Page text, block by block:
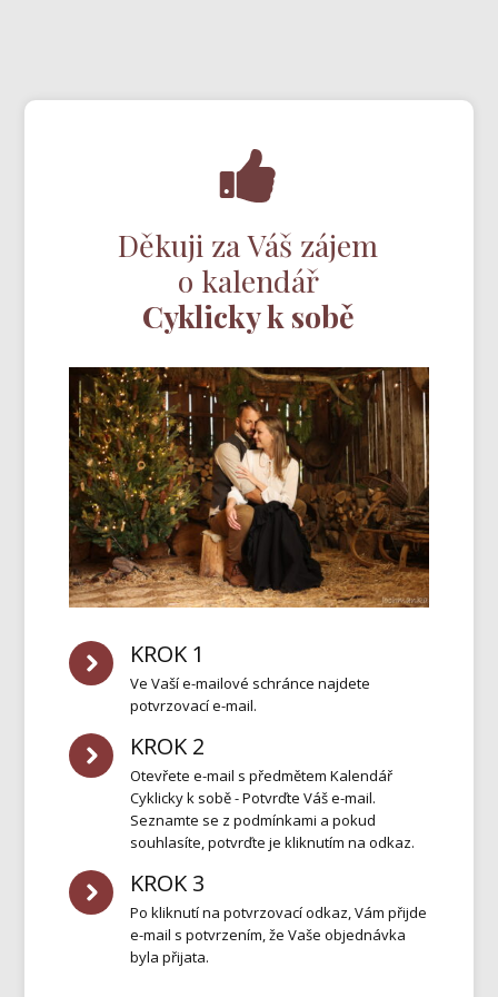
Děkuji za Váš zájem
o kalendář
Cyklicky k sobě
KROK 1
Ve Vaší e-mailové schránce najdete
potvrzovací e-mail.
KROK 2
Otevřete e-mail s předmětem Kalendář
Cyklicky k sobě - Potvrďte Váš e-mail.
Seznamte se z podmínkami a pokud
souhlasíte, potvrďte je kliknutím na odkaz.
KROK 3
Po kliknutí na potvrzovací odkaz, Vám přijde
e-mail s potvrzením, že Vaše objednávka
byla přijata.